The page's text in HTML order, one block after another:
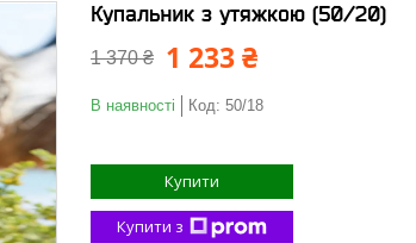
Купальник з утяжкою (50/20)
1 370 ₴ 1 233 ₴
В наявності Код: 50/18
Купити
Купити з